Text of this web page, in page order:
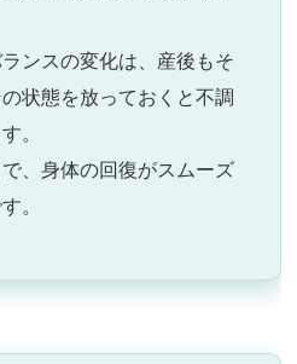
ンスの変化は、産後もそ
状態を放っておくと不調
。
、身体の回復がスムーズ
。